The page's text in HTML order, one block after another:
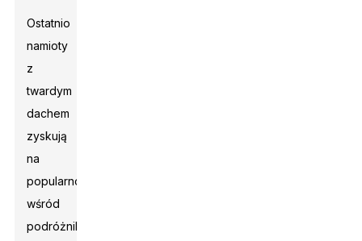
Ostatnio
namioty
z
twardym
dachem
zyskują
na
popularności
wśród
podróżników